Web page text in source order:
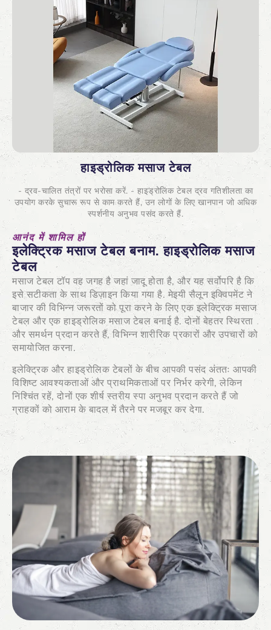
आनंद में शामिल हों
इलेक्ट्रिक मसाज टेबल बनाम. हाइड्रोलिक मसाज
टेबल
मसाज टेबल टॉप वह जगह है जहां जादू होता है, और यह सर्वोपरि है कि
इसे सटीकता के साथ डिज़ाइन किया गया है. मेइयी सैलून इक्विपमेंट ने
बाजार की विभिन्न जरूरतों को पूरा करने के लिए एक इलेक्ट्रिक मसाज
टेबल और एक हाइड्रोलिक मसाज टेबल बनाई है. दोनों बेहतर स्थिरता
और समर्थन प्रदान करते हैं, विभिन्न शारीरिक प्रकारों और उपचारों को
समायोजित करना.
इलेक्ट्रिक और हाइड्रोलिक टेबलों के बीच आपकी पसंद अंततः आपकी
विशिष्ट आवश्यकताओं और प्राथमिकताओं पर निर्भर करेगी, लेकिन
निश्चिंत रहें, दोनों एक शीर्ष स्तरीय स्पा अनुभव प्रदान करते हैं जो
ग्राहकों को आराम के बादल में तैरने पर मजबूर कर देगा.
हाइड्रोलिक मसाज टेबल
- द्रव-चालित तंत्रों पर भरोसा करें. - हाइड्रोलिक टेबल द्रव गतिशीलता का
उपयोग करके सुचारू रूप से काम करते हैं, उन लोगों के लिए खानपान जो अधिक
स्पर्शनीय अनुभव पसंद करते हैं.